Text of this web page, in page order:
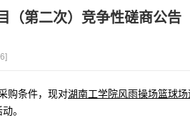
（第二次）竞争性磋商公告
]
购条件，现对湖南工学院风雨操场篮球
。